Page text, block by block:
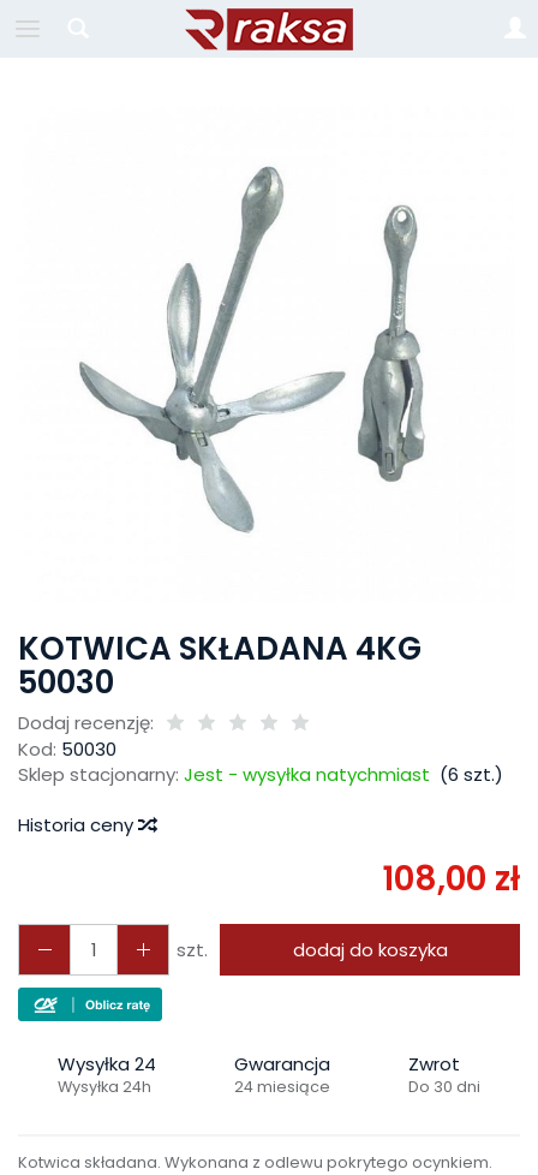
KOTWICA SKŁADANA 4KG
50030
Dodaj recenzję:
Kod: 50030
Sklep stacjonarny: Jest - wysyłka natychmiast (6 szt.)
Historia ceny
108,00 zł
szt. dodaj do koszyka
Wysyłka 24
Wysyłka 24h
Gwarancja
24 miesiące
Zwrot
Do 30 dni
Kotwica składana. Wykonana z odlewu pokrytego ocynkiem.